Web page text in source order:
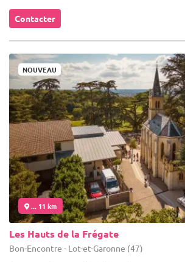
Contacter
NOUVEAU
... 11 km
Les Hauts de la Frégate
Bon-Encontre - Lot-et-Garonne (47)